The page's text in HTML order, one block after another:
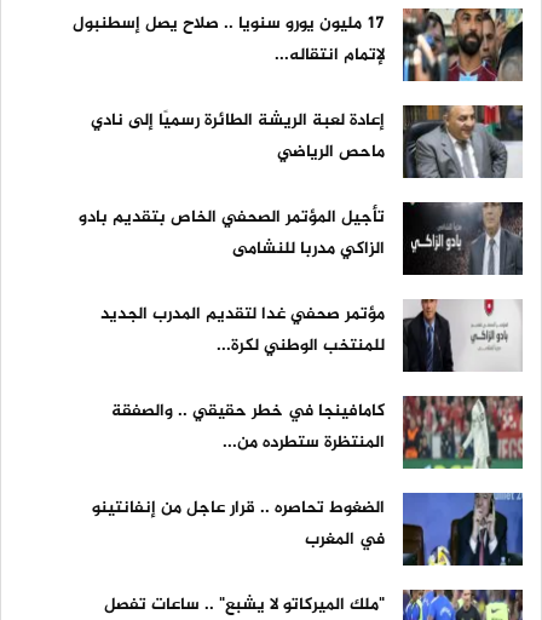
17 مليون يورو سنويا .. صلاح يصل إسطنبول
لإتمام انتقاله...
إعادة لعبة الريشة الطائرة رسميًا إلى نادي
ماحص الرياضي
تأجيل المؤتمر الصحفي الخاص بتقديم بادو
الزاكي مدربا للنشامى
مؤتمر صحفي غدا لتقديم المدرب الجديد
للمنتخب الوطني لكرة...
كامافينجا في خطر حقيقي .. والصفقة
المنتظرة ستطرده من...
الضغوط تحاصره .. قرار عاجل من إنفانتينو
في المغرب
"ملك الميركاتو لا يشبع" .. ساعات تفصل